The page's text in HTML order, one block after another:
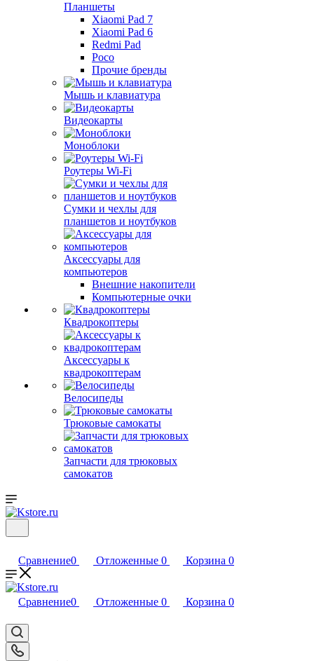
Планшеты
Xiaomi Pad 7
Xiaomi Pad 6
Redmi Pad
Poco
Прочие бренды
Мышь и клавиатура
Видеокарты
Моноблоки
Роутеры Wi-Fi
Сумки и чехлы для
планшетов и ноутбуков
Аксессуары для
компьютеров
Внешние накопители
Компьютерные очки
Квадрокоптеры
Аксессуары к
квадрокоптерам
Велосипеды
Трюковые самокаты
Запчасти для трюковых
самокатов
Сравнение0 Отложенные 0 Корзина 0
Сравнение0 Отложенные 0 Корзина 0